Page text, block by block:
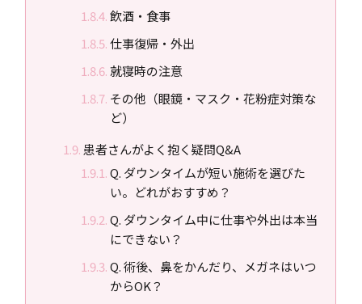
飲酒・食事
仕事復帰・外出
就寝時の注意
その他（眼鏡・マスク・花粉症対策な
ど）
患者さんがよく抱く疑問Q&A
Q. ダウンタイムが短い施術を選びた
い。どれがおすすめ？
Q. ダウンタイム中に仕事や外出は本当
にできない？
Q. 術後、鼻をかんだり、メガネはいつ
からOK？